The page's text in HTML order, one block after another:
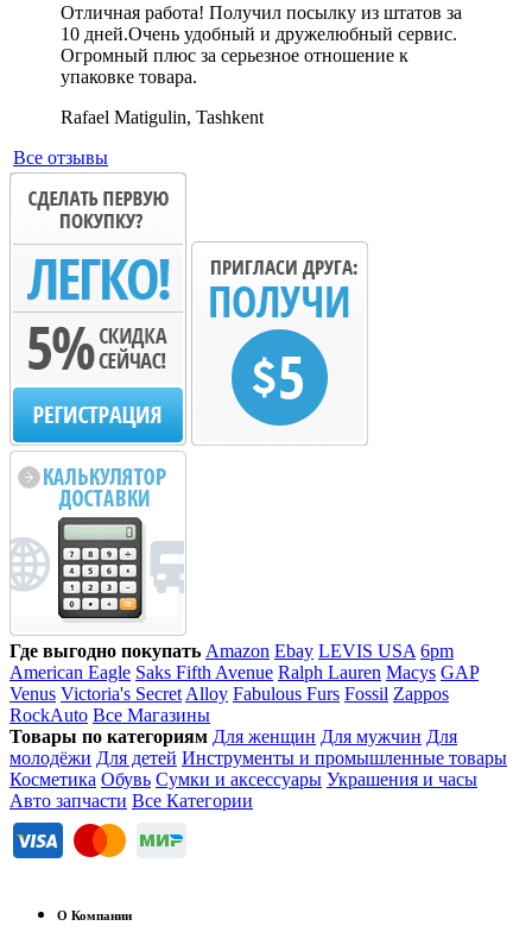
Отличная работа! Получил посылку из штатов за
10 дней.Очень удобный и дружелюбный сервис.
Огромный плюс за серьезное отношение к
упаковке товара.
Rafael Matigulin, Tashkent
Все отзывы
Где выгодно покупать Amazon Ebay LEVIS USA 6pm
American Eagle Saks Fifth Avenue Ralph Lauren Macys GAP
Venus Victoria's Secret Alloy Fabulous Furs Fossil Zappos
RockAuto Все Магазины
Товары по категориям Для женщин Для мужчин Для
молодёжи Для детей Инструменты и промышленные товары
Косметика Обувь Сумки и аксессуары Украшения и часы
Авто запчасти Все Категории
О Компании